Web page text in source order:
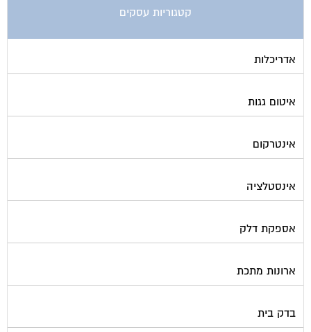
קטגוריות עסקים
אדריכלות
איטום גגות
אינטרקום
אינסטלציה
אספקת דלק
ארונות מתכת
בדק בית